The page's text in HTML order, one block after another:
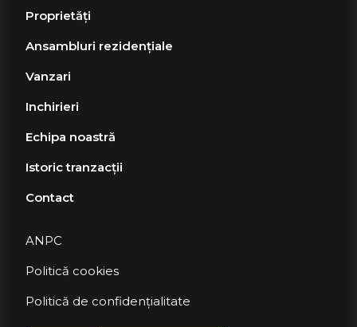
Proprietăți
Ansambluri rezidențiale
Vanzari
Inchirieri
Echipa noastră
Istoric tranzacții
Contact
ANPC
Politică cookies
Politică de confidențialitate